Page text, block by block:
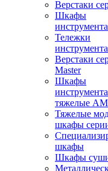
Верстаки
Шкафы
Тележки
Верстаки
Master
Шкафы
тяжелые
Тяжелые
шкафы
шкафы
Шкафы